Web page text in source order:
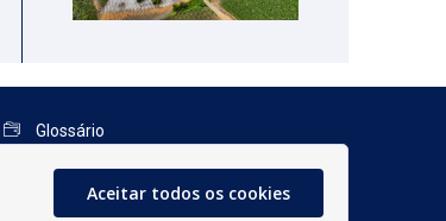
Glossário
Mapa do Site
Perguntas Frequentes
Aceitar todos os cookies